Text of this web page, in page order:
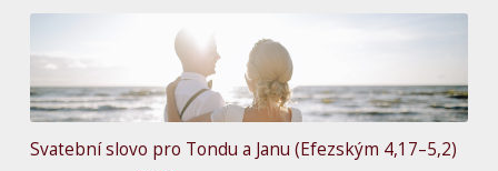
Svatební slovo pro Tondu a Janu (Efezským 4,17–5,2)